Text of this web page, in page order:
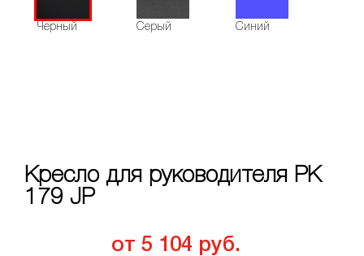
Черный Серый Синий
Кресло для руководителя РК
179 JP
от 5 104 руб.